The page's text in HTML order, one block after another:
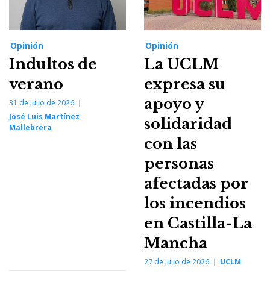
Opinión
Indultos de
verano
31 de julio de 2026
José Luis Martínez
Mallebrera
Opinión
La UCLM
expresa su
apoyo y
solidaridad
con las
personas
afectadas por
los incendios
en Castilla-La
Mancha
27 de julio de 2026 UCLM